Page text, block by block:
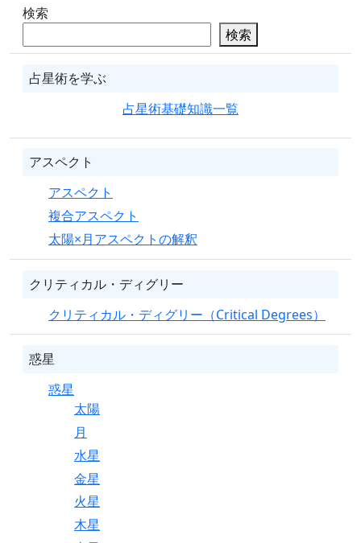
検索
検索
占星術を学ぶ
占星術基礎知識一覧
アスペクト
アスペクト
複合アスペクト
太陽×月アスペクトの解釈
クリティカル・ディグリー
クリティカル・ディグリー（Critical Degrees）
惑星
惑星
太陽
月
水星
金星
火星
木星